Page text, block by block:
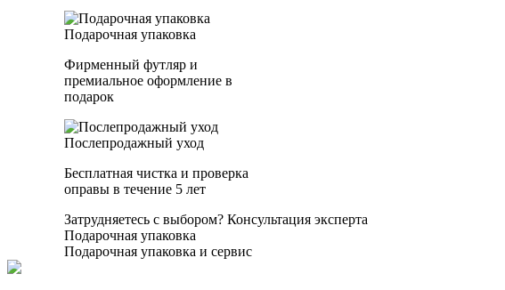
Подарочная упаковка
Фирменный футляр и
премиальное оформление в
подарок
Послепродажный уход
Бесплатная чистка и проверка
оправы в течение 5 лет
Затрудняетесь с выбором? Консультация эксперта
Подарочная упаковка
Подарочная упаковка и сервис